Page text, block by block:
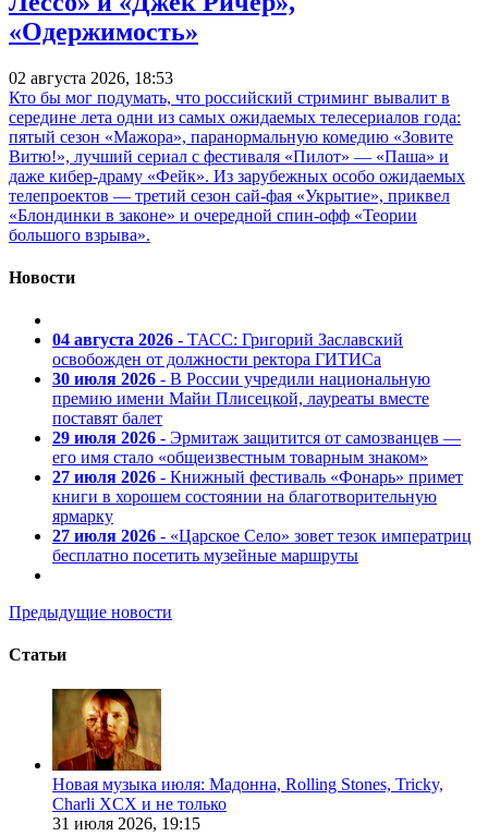
«Одержимость»
02 августа 2026, 18:53
Кто бы мог подумать, что российский стриминг вывалит в
середине лета одни из самых ожидаемых телесериалов года:
пятый сезон «Мажора», паранормальную комедию «Зовите
Витю!», лучший сериал с фестиваля «Пилот» — «Паша» и
даже кибер-драму «Фейк». Из зарубежных особо ожидаемых
телепроектов — третий сезон сай-фая «Укрытие», приквел
«Блондинки в законе» и очередной спин-офф «Теории
большого взрыва».
Новости
04 августа 2026 - ТАСС: Григорий Заславский
освобожден от должности ректора ГИТИСа
30 июля 2026 - В России учредили национальную
премию имени Майи Плисецкой, лауреаты вместе
поставят балет
29 июля 2026 - Эрмитаж защитится от самозванцев —
его имя стало «общеизвестным товарным знаком»
27 июля 2026 - Книжный фестиваль «Фонарь» примет
книги в хорошем состоянии на благотворительную
ярмарку
27 июля 2026 - «Царское Село» зовет тезок императриц
бесплатно посетить музейные маршруты
Предыдущие новости
Статьи
Новая музыка июля: Мадонна, Rolling Stones, Tricky,
Charli XCX и не только
31 июля 2026, 19:15